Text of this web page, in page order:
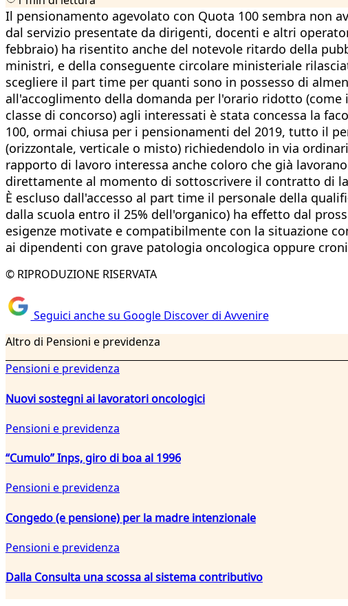
Il pensionamento agevolato con Quota 100 sembra non
dal servizio presentate da dirigenti, docenti e altri
febbraio) ha risentito anche del notevole ritardo della
ministri, e della conseguente circolare ministeriale
scegliere il part time per quanti sono in possesso di
all'accoglimento della domanda per l'orario ridotto
classe di concorso) agli interessati è stata concessa la
100, ormai chiusa per i pensionamenti del 2019, tutto il
(orizzontale, verticale o misto) richiedendolo in via
rapporto di lavoro interessa anche coloro che già
direttamente al momento di sottoscrivere il contratto di
È escluso dall'accesso al part time il personale della
dalla scuola entro il 25% dell'organico) ha effetto dal
esigenze motivate e compatibilmente con la situazione
ai dipendenti con grave patologia oncologica oppure
© RIPRODUZIONE RISERVATA
Seguici anche su Google Discover di Avvenire
Altro di Pensioni e previdenza
Pensioni e previdenza
Nuovi sostegni ai lavoratori oncologici
Pensioni e previdenza
“Cumulo” Inps, giro di boa al 1996
Pensioni e previdenza
Congedo (e pensione) per la madre intenzionale
Pensioni e previdenza
Dalla Consulta una scossa al sistema contributivo